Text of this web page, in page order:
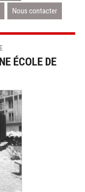
Nous contacter
ÉCOLE DE